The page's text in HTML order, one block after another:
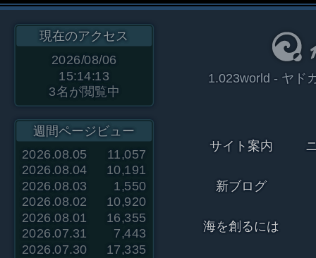
現在のアクセス
2026/08/06
15:14:13
3名が閲覧中
週間ページビュー
2026.08.05
11,057
2026.08.04
10,191
2026.08.03
1,550
2026.08.02
10,920
2026.08.01
16,355
2026.07.31
7,443
2026.07.30
17,335
1.023world - ヤド
サイト案内
新ブログ
海を創るには